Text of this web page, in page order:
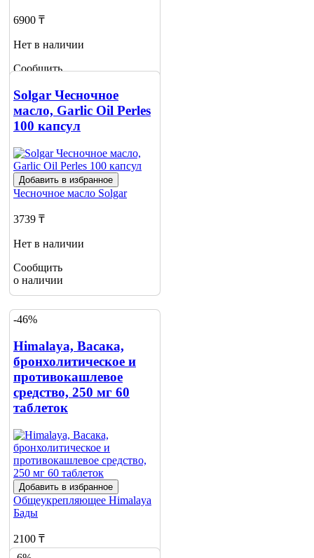
6900 ₸
Нет в наличии
Сообщить
Solgar Чесночное
масло, Garlic Oil Perles
100 капсул
Добавить в избранное
Чесночное масло Solgar
3739 ₸
Нет в наличии
Сообщить
о наличии
-46%
Himalaya, Васака,
бронхолитическое и
противокашлевое
средство, 250 мг 60
таблеток
Добавить в избранное
Общеукрепляющее Himalaya
Бады
2100 ₸